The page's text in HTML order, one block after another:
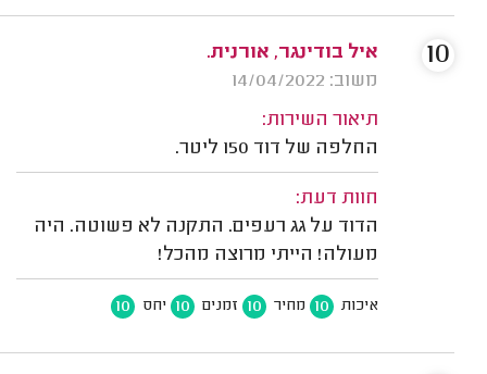
איל בודינגר, אורנית.
משוב: 14/04/2022
תיאור השירות:
החלפה של דוד 150 ליטר.
חוות דעת:
הדוד על גג רעפים. התקנה לא פשוטה. היה
מעולה! הייתי מרוצה מהכל!
איכות 10 מחיר 10 זמנים 10 יחס 10
10